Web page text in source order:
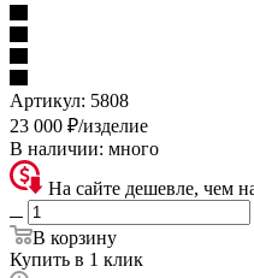
Артикул: 5808
23 000 ₽/изделие
В наличии: много
На сайте дешевле, чем
В корзину
Купить в 1 клик